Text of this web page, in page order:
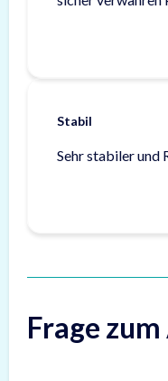
Stabil
Sehr stabiler und
Frage